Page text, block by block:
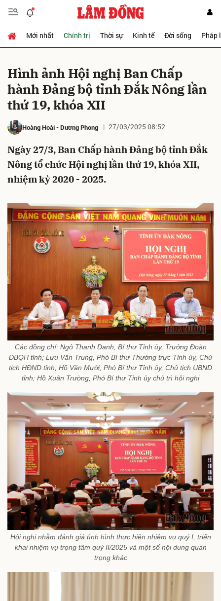
Mới nhất Chính trị Thời sự Kinh tế Đời sống Pháp
Hình ảnh Hội nghị Ban Chấp
hành Đảng bộ tỉnh Đắk Nông lần
thứ 19, khóa XII
Hoàng Hoài-Dương Phong 27/03/2025 08:52
Ngày 27/3, Ban Chấp hành Đảng bộ tỉnh Đắk
Nông tổ chức Hội nghị lần thứ 19, khóa XII,
nhiệm kỳ 2020 - 2025.
Các đồng chí: Ngô Thanh Danh, Bí thư Tỉnh ủy, Trưởng Đoàn
ĐBQH tỉnh; Lưu Văn Trung, Phó Bí thư Thường trực Tỉnh ủy, Chủ
tịch HĐND tỉnh; Hồ Văn Mười, Phó Bí thư Tỉnh ủy, Chủ tịch UBND
tỉnh; Hồ Xuân Trường, Phó Bí thư Tỉnh ủy chủ trì hội nghị
Hội nghị nhằm đánh giá tình hình thực hiện nhiệm vụ quý I, triển
khai nhiệm vụ trọng tâm quý II/2025 và một số nội dung quan
trọng khác
Gửi bình luận
Hủy Gửi